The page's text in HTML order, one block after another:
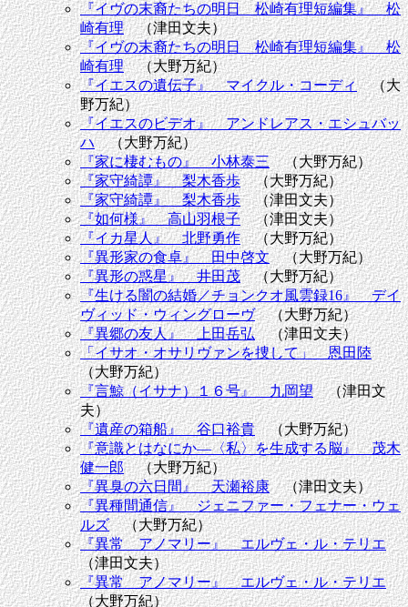
『イヴの末裔たちの明日 松崎有理短編集』 松
崎有理（津田文夫）
『イヴの末裔たちの明日 松崎有理短編集』 松
崎有理（大野万紀）
『イエスの遺伝子』 マイクル・コーディ（大
野万紀）
『イエスのビデオ』 アンドレアス・エシュバッ
ハ（大野万紀）
『家に棲むもの』 小林泰三（大野万紀）
『家守綺譚』 梨木香歩（大野万紀）
『家守綺譚』 梨木香歩（津田文夫）
『如何様』 高山羽根子（津田文夫）
『イカ星人』 北野勇作（大野万紀）
『異形家の食卓』 田中啓文（大野万紀）
『異形の惑星』 井田茂（大野万紀）
『生ける闇の結婚／チョンクオ風雲録16』 デイ
ヴィッド・ウィングローヴ（大野万紀）
『異郷の友人』 上田岳弘（津田文夫）
「イサオ・オサリヴァンを捜して」 恩田陸
（大野万紀）
『言鯨（イサナ）１６号』 九岡望（津田文
夫）
『遺産の箱船』 谷口裕貴（大野万紀）
『意識とはなにか―〈私〉を生成する脳』 茂木
健一郎（大野万紀）
『異臭の六日間』 天瀬裕康（津田文夫）
『異種間通信』 ジェニファー・フェナー・ウェ
ルズ（大野万紀）
『異常 アノマリー』 エルヴェ・ル・テリエ
（津田文夫）
『異常 アノマリー』 エルヴェ・ル・テリエ
（大野万紀）